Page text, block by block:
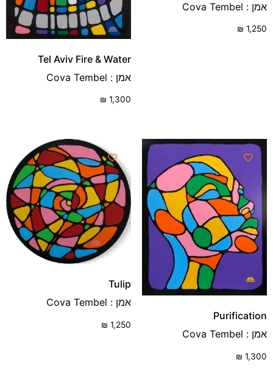
אמן : Cova Tembel
₪ 1,250
Tel Aviv Fire & Water
אמן : Cova Tembel
₪ 1,300
Purification
אמן : Cova Tembel
₪ 1,300
Tulip
אמן : Cova Tembel
₪ 1,250